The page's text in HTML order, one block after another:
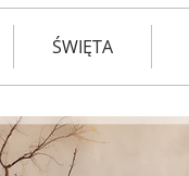
ŚWIĘTA